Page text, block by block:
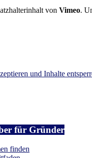
von Vimeo.
und Inhalte
für Gründer
finden